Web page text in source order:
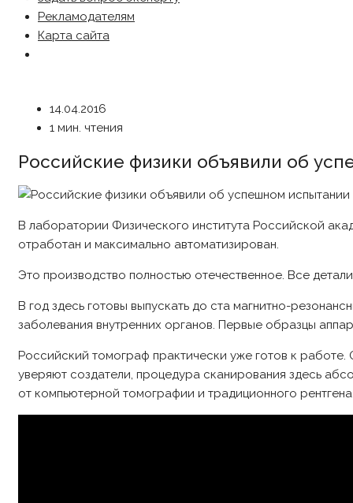
Рекламодателям
Карта сайта
14.04.2016
1 мин. чтения
Российские физики объявили об
В лаборатории Физического института Российской
отработан и максимально автоматизирован.
Это производство полностью отечественное. Все
В год здесь готовы выпускать до ста магнитно-
заболевания внутренних органов. Первые образцы
Российский томограф практически уже готов к
уверяют создатели, процедура сканирования здесь
от компьютерной томографии и традиционного